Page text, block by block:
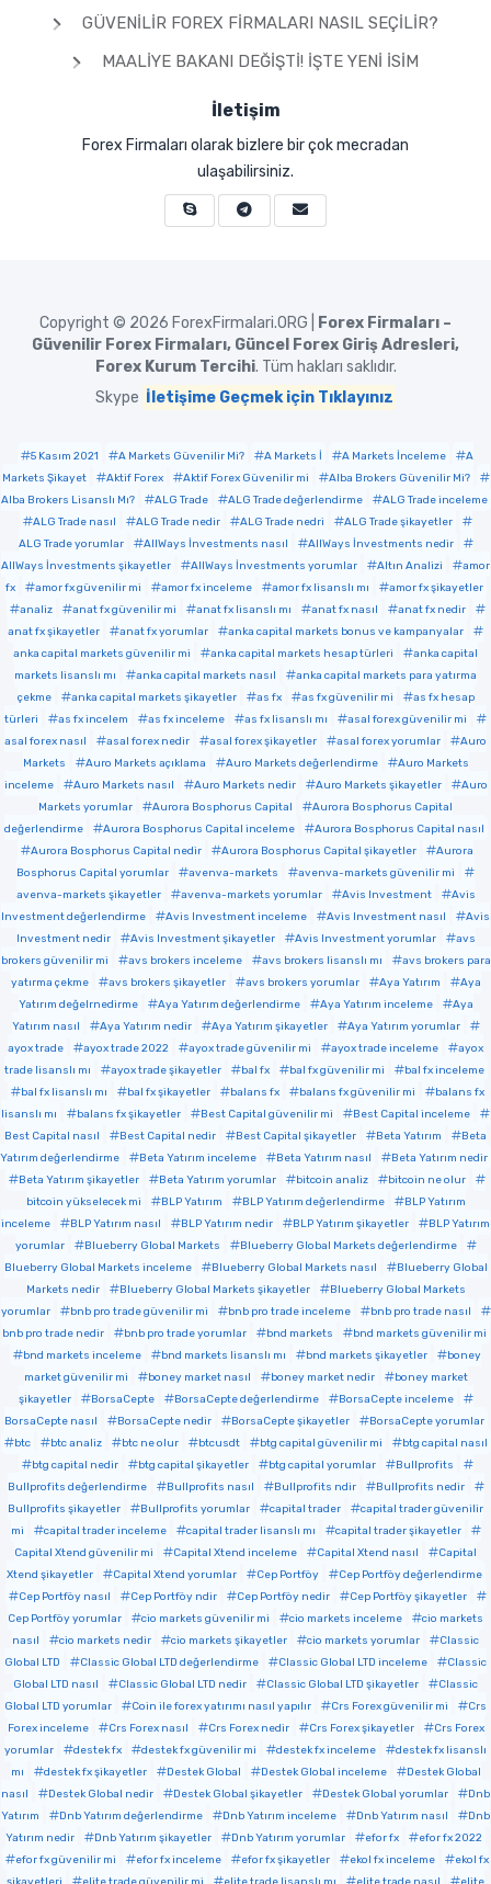
GÜVENILIR FOREX FIRMALARI NASIL SEÇILIR?
MAALIYE BAKANI DEĞIŞTI! İŞTE YENI İSIM
İletişim
Forex Firmaları olarak bizlere bir çok mecradan
ulaşabilirsiniz.
Copyright © 2026 ForexFirmalari.ORG |
Forex Firmaları –
Güvenilir Forex Firmaları, Güncel Forex Giriş Adresleri,
Forex Kurum Tercihi. Tüm hakları saklıdır.
Skype İletişime Geçmek için Tıklayınız
5 Kasım 2021 A Markets Güvenilir Mi? A Markets İ A Markets İnceleme
A
Markets Şikayet
Aktif Forex Aktif Forex Güvenilir mi
Alba Brokers Güvenilir Mi?
Alba Brokers Lisanslı Mı?
ALG Trade ALG Trade değerlendirme
ALG Trade inceleme
ALG Trade nasıl
ALG Trade nedir ALG Trade nedri
ALG Trade şikayetler
ALG Trade yorumlar
AllWays İnvestments nasıl
AllWays İnvestments nedir
AllWays İnvestments şikayetler
AllWays İnvestments yorumlar Altın Analizi
amor
fx
amor fx güvenilir mi amor fx inceleme amor fx lisanslı mı
amor fx şikayetler
analiz
anat fx güvenilir mi anat fx lisanslı mı anat fx nasıl
anat fx nedir
anat fx şikayetler
anat fx yorumlar
anka capital markets bonus ve kampanyalar
anka capital markets güvenilir mi
anka capital markets hesap türleri
anka capital
markets lisanslı mı
anka capital markets nasıl
anka capital markets para yatırma
çekme
anka capital markets şikayetler as fx as fx güvenilir mi
as fx hesap
türleri
as fx incelem as fx inceleme as fx lisanslı mı
asal forex güvenilir mi
asal forex nasıl
asal forex nedir asal forex şikayetler asal forex yorumlar
Auro
Markets
Auro Markets açıklama Auro Markets değerlendirme
Auro Markets
inceleme
Auro Markets nasıl Auro Markets nedir Auro Markets şikayetler
Auro
Markets yorumlar
Aurora Bosphorus Capital
Aurora Bosphorus Capital
değerlendirme
Aurora Bosphorus Capital inceleme
Aurora Bosphorus Capital nasıl
Aurora Bosphorus Capital nedir
Aurora Bosphorus Capital şikayetler
Aurora
Bosphorus Capital yorumlar
avenva-markets
avenva-markets güvenilir mi
avenva-markets şikayetler
avenva-markets yorumlar Avis Investment
Avis
Investment değerlendirme
Avis Investment inceleme Avis Investment nasıl
Avis
Investment nedir
Avis Investment şikayetler Avis Investment yorumlar
avs
brokers güvenilir mi
avs brokers inceleme avs brokers lisanslı mı
avs brokers para
yatırma çekme
avs brokers şikayetler avs brokers yorumlar Aya Yatırım
Aya
Yatırım değelrnedirme
Aya Yatırım değerlendirme Aya Yatırım inceleme
Aya
Yatırım nasıl
Aya Yatırım nedir Aya Yatırım şikayetler
Aya Yatırım yorumlar
ayox trade
ayox trade 2022 ayox trade güvenilir mi ayox trade inceleme
ayox
trade lisanslı mı
ayox trade şikayetler bal fx bal fx güvenilir mi
bal fx inceleme
bal fx lisanslı mı
bal fx şikayetler balans fx balans fx güvenilir mi
balans fx
lisanslı mı
balans fx şikayetler Best Capital güvenilir mi
Best Capital inceleme
Best Capital nasıl
Best Capital nedir Best Capital şikayetler Beta Yatırım
Beta
Yatırım değerlendirme
Beta Yatırım inceleme Beta Yatırım nasıl
Beta Yatırım nedir
Beta Yatırım şikayetler
Beta Yatırım yorumlar bitcoin analiz
bitcoin ne olur
bitcoin yükselecek mi
BLP Yatırım BLP Yatırım değerlendirme
BLP Yatırım
inceleme
BLP Yatırım nasıl BLP Yatırım nedir BLP Yatırım şikayetler
BLP Yatırım
yorumlar
Blueberry Global Markets
Blueberry Global Markets değerlendirme
Blueberry Global Markets inceleme
Blueberry Global Markets nasıl
Blueberry Global
Markets nedir
Blueberry Global Markets şikayetler
Blueberry Global Markets
yorumlar
bnb pro trade güvenilir mi bnb pro trade inceleme
bnb pro trade nasıl
bnb pro trade nedir
bnb pro trade yorumlar bnd markets
bnd markets güvenilir mi
bnd markets inceleme
bnd markets lisanslı mı bnd markets şikayetler
boney
market güvenilir mi
boney market nasıl boney market nedir
boney market
şikayetler
BorsaCepte BorsaCepte değerlendirme
BorsaCepte inceleme
BorsaCepte nasıl
BorsaCepte nedir BorsaCepte şikayetler
BorsaCepte yorumlar
btc
btc analiz btc ne olur btcusdt btg capital güvenilir mi
btg capital nasıl
btg capital nedir
btg capital şikayetler btg capital yorumlar
Bullprofits
Bullprofits değerlendirme
Bullprofits nasıl Bullprofits ndir
Bullprofits nedir
Bullprofits şikayetler
Bullprofits yorumlar capital trader
capital trader güvenilir
mi
capital trader inceleme capital trader lisanslı mı
capital trader şikayetler
Capital Xtend güvenilir mi
Capital Xtend inceleme Capital Xtend nasıl
Capital
Xtend şikayetler
Capital Xtend yorumlar Cep Portföy
Cep Portföy değerlendirme
Cep Portföy nasıl
Cep Portföy ndir Cep Portföy nedir
Cep Portföy şikayetler
Cep Portföy yorumlar
cio markets güvenilir mi cio markets inceleme
cio markets
nasıl
cio markets nedir cio markets şikayetler cio markets yorumlar
Classic
Global LTD
Classic Global LTD değerlendirme Classic Global LTD inceleme
Classic
Global LTD nasıl
Classic Global LTD nedir Classic Global LTD şikayetler
Classic
Global LTD yorumlar
Coin ile forex yatırımı nasıl yapılır Crs Forex güvenilir mi
Crs
Forex inceleme
Crs Forex nasıl Crs Forex nedir Crs Forex şikayetler
Crs Forex
yorumlar
destek fx destek fx güvenilir mi destek fx inceleme
destek fx lisanslı
mı
destek fx şikayetler Destek Global Destek Global inceleme
Destek Global
nasıl
Destek Global nedir Destek Global şikayetler Destek Global yorumlar
Dnb
Yatırım
Dnb Yatırım değerlendirme Dnb Yatırım inceleme Dnb Yatırım nasıl
Dnb
Yatırım nedir
Dnb Yatırım şikayetler Dnb Yatırım yorumlar efor fx
efor fx 2022
efor fx güvenilir mi
efor fx inceleme efor fx şikayetler ekol fx inceleme
ekol fx